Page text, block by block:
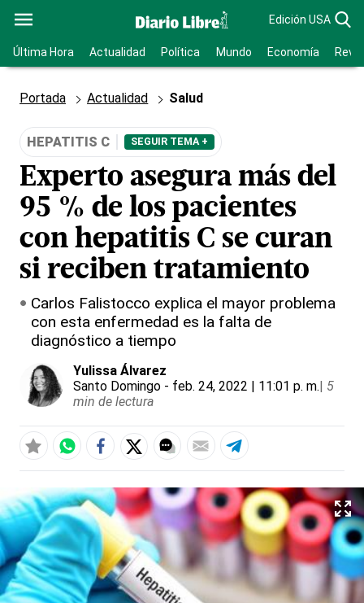
Edición USA
Última Hora Actualidad Política Mundo Economía
Portada Actualidad Salud
HEPATITIS C SEGUIR TEMA +
Experto asegura más del
95 % de los pacientes
con hepatitis C se curan
si reciben tratamiento
Carlos Falistocco explica el mayor problema
con esta enfermedad es la falta de
diagnóstico a tiempo
Yulissa Álvarez
Santo Domingo - feb. 24, 2022 | 11:01 p. m.| 5
min de lectura